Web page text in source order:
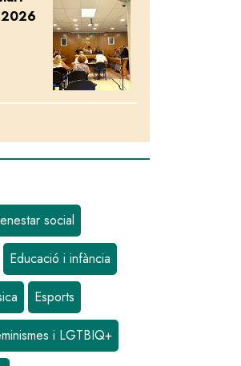
social
Educació i infància
Esports
i LGTBIQ+